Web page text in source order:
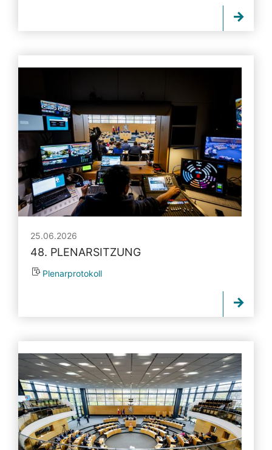
25.06.2026
48. PLENARSITZUNG
Plenarprotokoll